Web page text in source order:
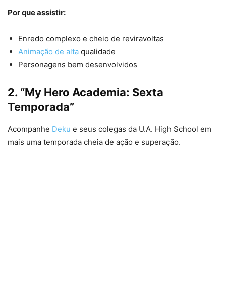
Por que assistir:
Enredo complexo e cheio de reviravoltas
Animação de alta qualidade
Personagens bem desenvolvidos
2. “My Hero Academia: Sexta
Temporada”
Acompanhe Deku e seus colegas da U.A. High School em
mais uma temporada cheia de ação e superação.